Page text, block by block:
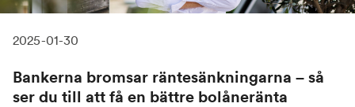
2025-01-30
Bankerna bromsar räntesänkningarna – så
ser du till att få en bättre bolåneränta